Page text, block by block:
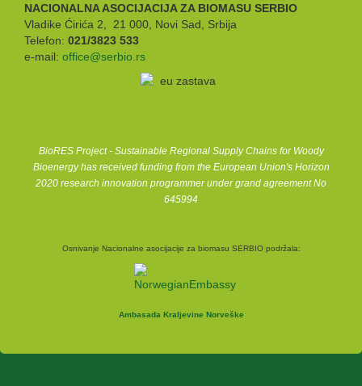
NACIONALNA ASOCIJACIJA ZA BIOMASU SERBIO
Vladike Ćirića 2, 21 000, Novi Sad, Srbija
Telefon: 021/3823 533
e-mail: office@serbio.rs
BioRES Project - Sustainable Regional Supply Chains for Woody
Bioenergy has received funding from the European Union's Horizon
2020 research innovation programmer under grand agreement No
645994
Osnivanje Nacionalne asocijacije za biomasu SERBIO podržala:
Ambasada Kraljevine Norveške